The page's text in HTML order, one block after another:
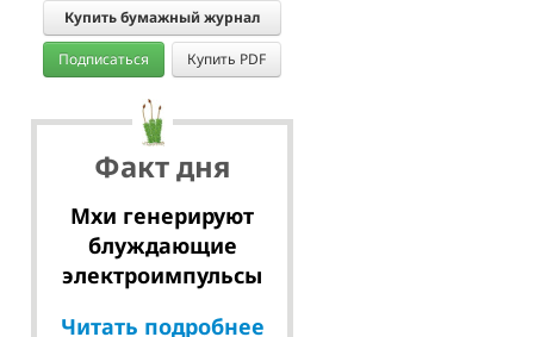
Купить бумажный журнал
Подписаться Купить PDF
Факт дня
Мхи генерируют
блуждающие
электроимпульсы
Читать подробнее